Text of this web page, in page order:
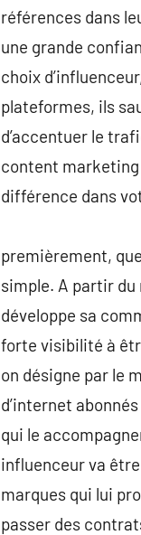
références dans
une grande
choix
plateformes, ils
d’accentuer le
content marketing
différence dans
premièrement,
simple. A partir du
développe sa
forte visibilité à
on désigne par le
d’internet
qui le
influenceur va
marques qui lui
passer des